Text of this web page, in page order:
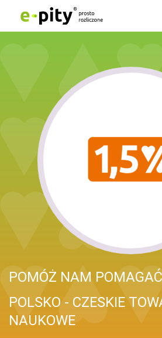
POMÓŻ NAM
POLSKO - CZESKIE
NAUKOWE